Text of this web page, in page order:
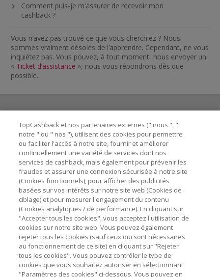
Comment puis-je m'assurer de recevoir mon
cashback ?
Vous n’avez pas trouvé ce que vous cherchiez ? Nous
sommes vraiment désolés de l’apprendre. Cependant, ne vous
inquiétez pas. Vous pouvez, à tout moment, nous envoyer un
« Ticket d’assistance », nous vous répondrons dès que
possible.
Besoin d'aide ?
Astuces pour économiser
A propos de
Contactez-nous
Mentions légales
TopCashback et nos partenaires externes (" nous ", "
notre " ou " nos "), utilisent des cookies pour permettre
ou faciliter l'accès à notre site, fournir et améliorer
continuellement une variété de services dont nos
services de cashback, mais également pour prévenir les
fraudes et assurer une connexion sécurisée à notre site
(Cookies fonctionnels), pour afficher des publicités
basées sur vos intérêts sur notre site web (Cookies de
ciblage) et pour mesurer l'engagement du contenu
(Cookies analytiques / de performance). En cliquant sur
"Accepter tous les cookies", vous acceptez l'utilisation de
cookies sur notre site web. Vous pouvez également
rejeter tous les cookies (sauf ceux qui sont nécessaires
au fonctionnement de ce site) en cliquant sur "Rejeter
tous les cookies". Vous pouvez contrôler le type de
cookies que vous souhaitez autoriser en sélectionnant
"Paramètres des cookies" ci-dessous. Vous pouvez en